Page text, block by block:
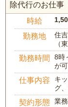
除代行のお仕事
時給
勤務地
住
（
勤務時間
8時
が
仕事内容
キ
グ
契約形態 業